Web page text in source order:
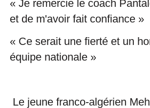
« Je remercie le coach
et de m'avoir fait confiance »
« Ce serait une fierté et un
équipe nationale »
Le jeune franco-algérien